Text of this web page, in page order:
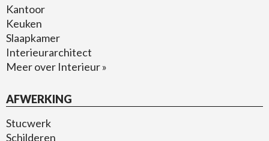
Kantoor
Keuken
Slaapkamer
Interieurarchitect
Meer over Interieur »
AFWERKING
Stucwerk
Schilderen